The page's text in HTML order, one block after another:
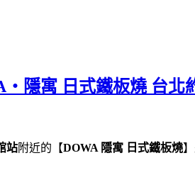
隱寓 日式鐵板燒 台北
站附近的【DOWA 隱寓 日式鐵板燒